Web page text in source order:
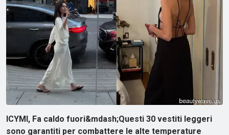
ICYMI, Fa caldo fuori&mdash;Questi 30 vestiti leggeri
sono garantiti per combattere le alte temperature